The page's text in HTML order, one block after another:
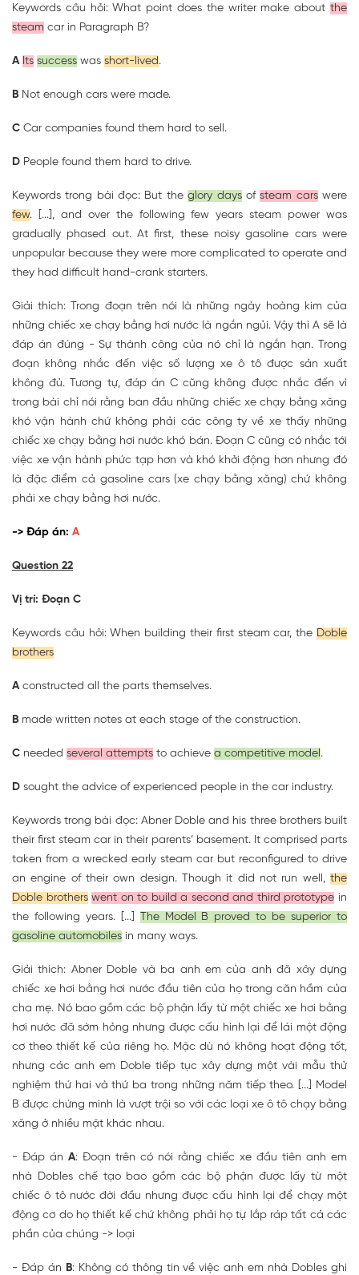
Keywords câu hỏi: What point does the writer make about the
steam car in Paragraph B?
A Its success was short-lived.
B Not enough cars were made.
C Car companies found them hard to sell.
D People found them hard to drive.
Keywords trong bài đọc: But theglory daysofsteam carswere
few. [...], and over the following few years steam power was
gradually phased out. At first, these noisy gasoline cars were
unpopular because they were more complicated to operate and
they had difficult hand-crank starters.
Giải thích: Trong đoạn trên nói là những ngày hoàng kim của
những chiếc xe chạy bằng hơi nước là ngắn ngủi. Vậy thì A sẽ là
đáp án đúng - Sự thành công của nó chỉ là ngắn hạn. Trong
đoạn không nhắc đến việc số lượng xe ô tô được sản xuất
không đủ. Tương tự, đáp án C cũng không được nhắc đến vì
trong bài chỉ nói rằng ban đầu những chiếc xe chạy bằng xăng
khó vận hành chứ không phải các công ty về xe thấy những
chiếc xe chạy bằng hơi nước khó bán. Đoạn C cũng có nhắc tới
việc xe vận hành phức tạp hơn và khó khởi động hơn nhưng đó
là đặc điểm cả gasoline cars (xe chạy bằng xăng) chứ không
phải xe chạy bằng hơi nước.
-> Đáp án: A
Question 22
Vị trí: Đoạn C
Keywords câu hỏi: When building their first steam car, the Doble
brothers
A constructed all the parts themselves.
B made written notes at each stage of the construction.
C needed several attempts to achieve a competitive model .
D sought the advice of experienced people in the car industry.
Keywords trong bài đọc: Abner Doble and his three brothers built
their first steam car in their parents’ basement. It comprised parts
taken from a wrecked early steam car but reconfigured to drive
an engine of their own design. Though it did not run well, the
Doble brothers went on to build a second and third prototype in
the following years. [...] The Model B proved to be superior to
gasoline automobiles in many ways.
Giải thích: Abner Doble và ba anh em của anh đã xây dựng
chiếc xe hơi bằng hơi nước đầu tiên của họ trong căn hầm của
cha mẹ. Nó bao gồm các bộ phận lấy từ một chiếc xe hơi bằng
hơi nước đã sớm hỏng nhưng được cấu hình lại để lái một động
cơ theo thiết kế của riêng họ. Mặc dù nó không hoạt động tốt,
nhưng các anh em Doble tiếp tục xây dựng một vài mẫu thử
nghiệm thứ hai và thứ ba trong những năm tiếp theo. [...] Model
B được chứng minh là vượt trội so với các loại xe ô tô chạy bằng
xăng ở nhiều mặt khác nhau.
- Đáp án A: Đoạn trên có nói rằng chiếc xe đầu tiên anh em
nhà Dobles chế tạo bao gồm các bộ phận được lấy từ một
chiếc ô tô nước đời đầu nhưng được cấu hình lại để chạy một
động cơ do họ thiết kế chứ không phải họ tự lắp ráp tất cả các
phần của chúng -> loại
- Đáp án B: Không có thông tin về việc anh em nhà Dobles ghi